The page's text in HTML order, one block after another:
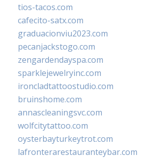
tios-tacos.com
cafecito-satx.com
graduacionviu2023.com
pecanjackstogo.com
zengardendayspa.com
sparklejewelryinc.com
ironcladtattoostudio.com
bruinshome.com
annascleaningsvc.com
wolfcitytattoo.com
oysterbayturkeytrot.com
lafronterarestauranteybar.com